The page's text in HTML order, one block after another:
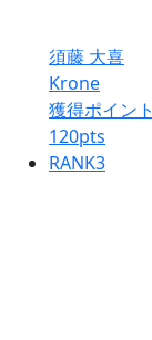
須藤 大喜
Krone
獲得ポイント
120pts
RANK3